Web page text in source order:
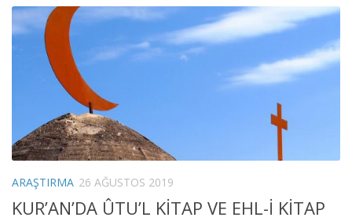
ARAŞTIRMA 26 AĞUSTOS 2019
KUR’AN’DA ÛTU’L KİTAP VE EHL-İ KİTAP